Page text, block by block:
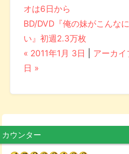
オは6日から
BD/DVD『俺の妹がこんな
い』初週2.3万枚
« 2011年1月 3日
アーカイ
日 »
カウンター